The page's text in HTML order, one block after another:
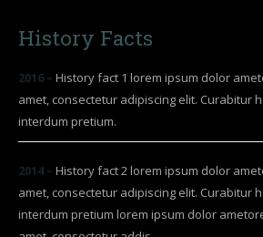
History Facts
2016 – History fact 1 lorem ipsum dolor
amet, consectetur adipiscing elit. Curabitur
interdum pretium.
2014 – History fact 2 lorem ipsum dolor
amet, consectetur adipiscing elit. Curabitur
interdum pretium lorem ipsum dolor